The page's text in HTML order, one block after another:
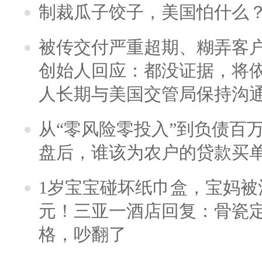
制裁瓜子饺子，美国怕什么
被传交付严重超期、糊弄客
创始人回应：都没证据，将
人长期与美国交管局保持沟
从“零风险零投入”到负债百
盘后，谁该为农户的贷款买
1岁宝宝碰坏纸巾盒，宝妈
元！三亚一酒店回复：骨瓷
格，吵翻了